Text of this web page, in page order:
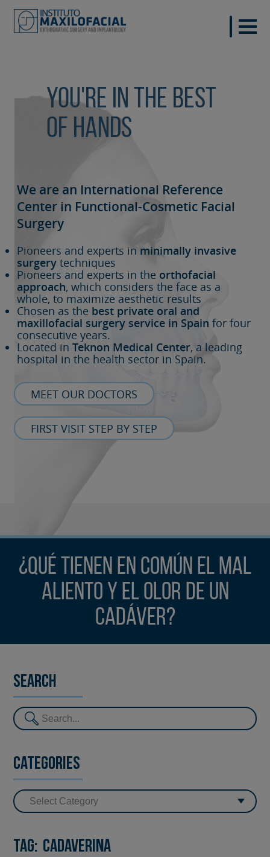
You're in the best
of hands
We are an International Reference
Center in Functional-Cosmetic Facial
Surgery
Pioneers and experts in minimally invasive
surgery techniques
Pioneers and experts in the orthofacial
approach, which considers the face as a
whole, to maximize aesthetic results
Chosen as the best private oral and
maxillofacial surgery service in Spain for four
consecutive years.
Located in Teknon Medical Center, a leading
hospital in the health sector in Spain.
MEET OUR DOCTORS
FIRST VISIT STEP BY STEP
¿Qué tienen en común el mal
aliento y el olor de un
cadáver?
Search
Categories
Tag: Cadaverina